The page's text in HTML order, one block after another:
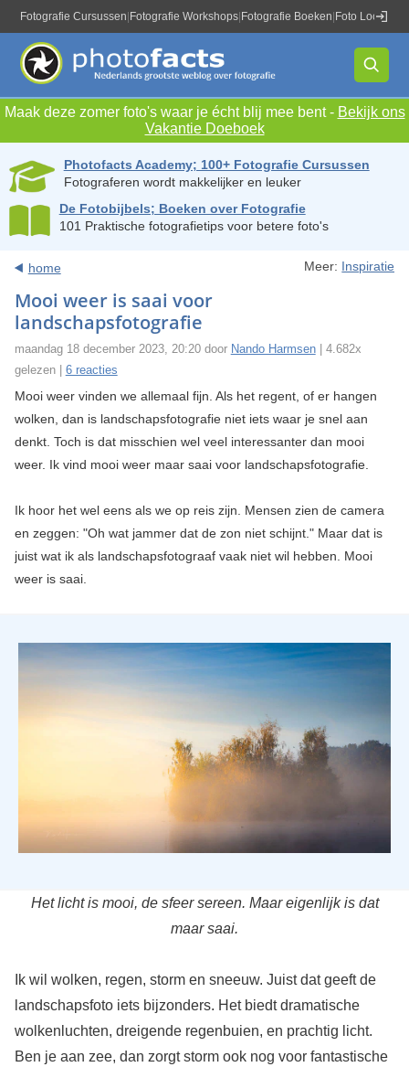
Fotografie Cursussen Fotografie Workshops Fotografie Boeken Foto Locaties
Maak deze zomer foto's waar je écht blij mee bent - Bekijk ons
Vakantie Doeboek
Photofacts Academy; 100+ Fotografie Cursussen
Fotograferen wordt makkelijker en leuker
De Fotobijbels; Boeken over Fotografie
101 Praktische fotografietips voor betere foto's
home Meer: Inspiratie
Mooi weer is saai voor
landschapsfotografie
maandag 18 december 2023, 20:20 door Nando Harmsen| 4.682x
gelezen | 6 reacties
Mooi weer vinden we allemaal fijn. Als het regent, of er hangen
wolken, dan is landschapsfotografie niet iets waar je snel aan
denkt. Toch is dat misschien wel veel interessanter dan mooi
weer. Ik vind mooi weer maar saai voor landschapsfotografie.
Ik hoor het wel eens als we op reis zijn. Mensen zien de camera
en zeggen: "Oh wat jammer dat de zon niet schijnt." Maar dat is
juist wat ik als landschapsfotograaf vaak niet wil hebben. Mooi
weer is saai.
Het licht is mooi, de sfeer sereen. Maar eigenlijk is dat
maar saai.
Ik wil wolken, regen, storm en sneeuw. Juist dat geeft de
landschapsfoto iets bijzonders. Het biedt dramatische
wolkenluchten, dreigende regenbuien, en prachtig licht.
Ben je aan zee, dan zorgt storm ook nog voor fantastische